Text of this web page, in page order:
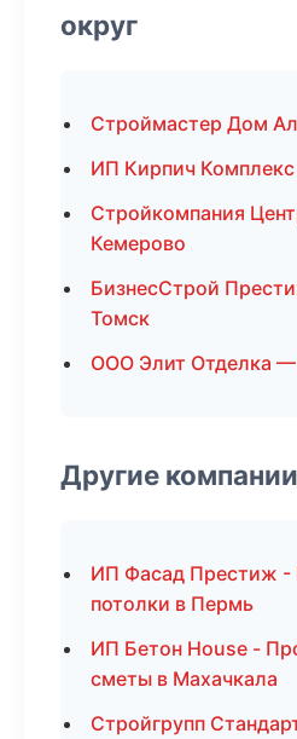
округ
Строймастер Дом
ИП Кирпич
Стройкомпания
Кемерово
БизнесСтрой
Томск
ООО Элит Отделка —
Другие компании
ИП Фасад Престиж -
потолки в Пермь
ИП Бетон House -
сметы в Махачкала
Стройгрупп